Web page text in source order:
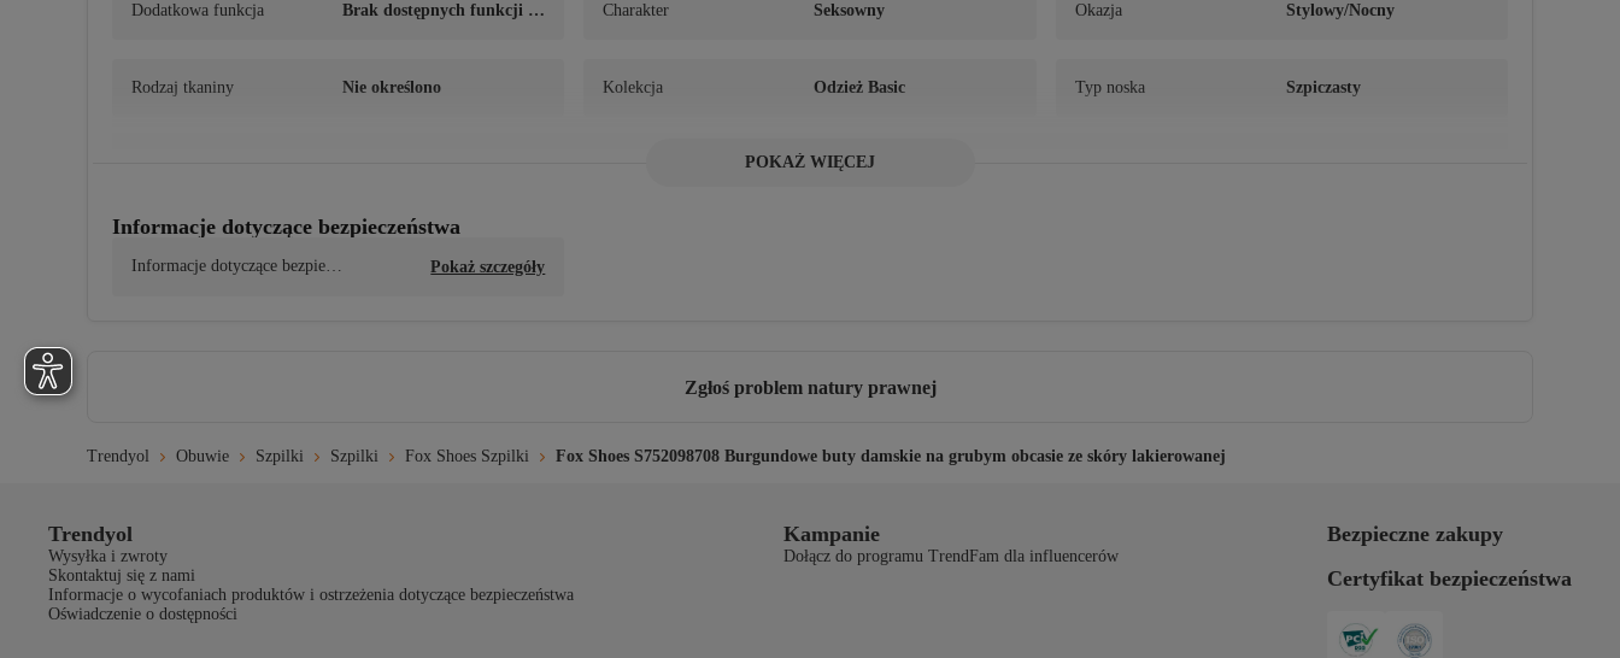
Dodatkowa funkcja
Brak dostępnych funkcji d
Charakter Seksowny Okazja Stylowy/Nocny
Rodzaj tkaniny Nie określono Kolekcja Odzież Basic Typ noska Szpiczasty
Informacje o produkcie Sztuczna skóra
Pochodzenie TR
POKAŻ WIĘCEJ
Informacje dotyczące bezpieczeństwa
Informacje dotyczące bezpiecz
Pokaż szczegóły
Zgłoś problem natury prawnej
Trendyol Obuwie Szpilki Szpilki Fox Shoes Szpilki Fox Shoes S752098708 Burgundowe buty damskie na grubym obcasie ze skóry lakierowanej
Trendyol
Wysyłka i zwroty
Skontaktuj się z nami
Informacje o wycofaniach produktów i ostrzeżenia dotyczące bezpieczeństwa
Oświadczenie o dostępności
Kampanie
Dołącz do programu TrendFam dla influencerów
Bezpieczne zakupy
Certyfikat bezpieczeństwa